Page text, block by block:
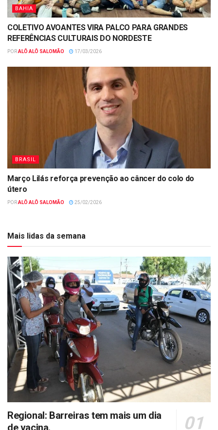
BAHIA
COLETIVO AVOANTES VIRA PALCO PARA GRANDES
REFERÊNCIAS CULTURAIS DO NORDESTE
PORALÔ ALÔ SALOMÃO 17/03/2026
BRASIL
Março Lilás reforça prevenção ao câncer do colo do
útero
PORALÔ ALÔ SALOMÃO 25/02/2026
Mais lidas da semana
Regional: Barreiras tem mais um dia
de vacina.